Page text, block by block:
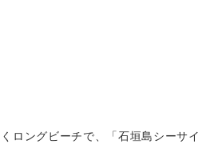
ロングビーチで、「石垣島シーサイ